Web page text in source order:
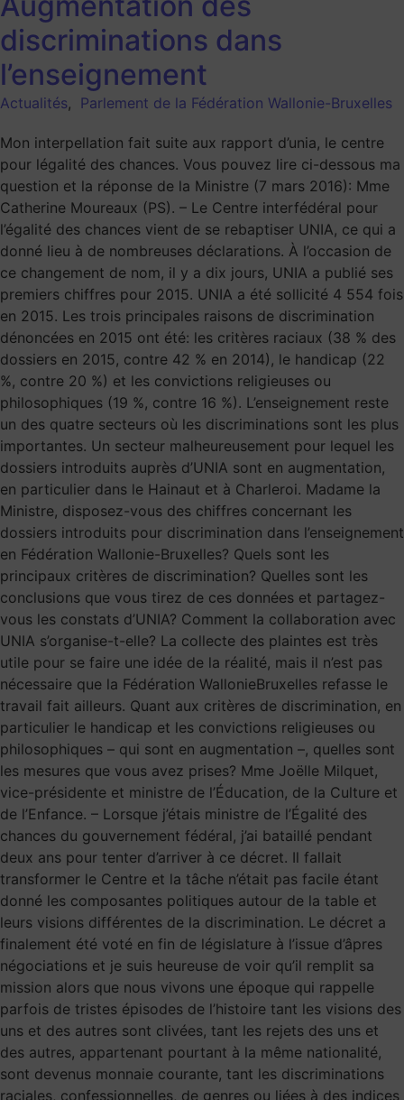
discriminations dans
l’enseignement
Actualités, Parlement de la Fédération Wallonie-Bruxelles
Mon interpellation fait suite aux rapport d’unia, le centre
pour légalité des chances. Vous pouvez lire ci-dessous ma
question et la réponse de la Ministre (7 mars 2016): Mme
Catherine Moureaux (PS). – Le Centre interfédéral pour
l’égalité des chances vient de se rebaptiser UNIA, ce qui a
donné lieu à de nombreuses déclarations. À l’occasion de
ce changement de nom, il y a dix jours, UNIA a publié ses
premiers chiffres pour 2015. UNIA a été sollicité 4 554 fois
en 2015. Les trois principales raisons de discrimination
dénoncées en 2015 ont été: les critères raciaux (38 % des
dossiers en 2015, contre 42 % en 2014), le handicap (22
%, contre 20 %) et les convictions religieuses ou
philosophiques (19 %, contre 16 %). L’enseignement reste
un des quatre secteurs où les discriminations sont les plus
importantes. Un secteur malheureusement pour lequel les
dossiers introduits auprès d’UNIA sont en augmentation,
en particulier dans le Hainaut et à Charleroi. Madame la
Ministre, disposez-vous des chiffres concernant les
dossiers introduits pour discrimination dans l’enseignement
en Fédération Wallonie-Bruxelles? Quels sont les
principaux critères de discrimination? Quelles sont les
conclusions que vous tirez de ces données et partagez-
vous les constats d’UNIA? Comment la collaboration avec
UNIA s’organise-t-elle? La collecte des plaintes est très
utile pour se faire une idée de la réalité, mais il n’est pas
nécessaire que la Fédération WallonieBruxelles refasse le
travail fait ailleurs. Quant aux critères de discrimination, en
particulier le handicap et les convictions religieuses ou
philosophiques – qui sont en augmentation –, quelles sont
les mesures que vous avez prises? Mme Joëlle Milquet,
vice-présidente et ministre de l’Éducation, de la Culture et
de l’Enfance. – Lorsque j’étais ministre de l’Égalité des
chances du gouvernement fédéral, j’ai bataillé pendant
deux ans pour tenter d’arriver à ce décret. Il fallait
transformer le Centre et la tâche n’était pas facile étant
donné les composantes politiques autour de la table et
leurs visions différentes de la discrimination. Le décret a
finalement été voté en fin de législature à l’issue d’âpres
négociations et je suis heureuse de voir qu’il remplit sa
mission alors que nous vivons une époque qui rappelle
parfois de tristes épisodes de l’histoire tant les visions des
uns et des autres sont clivées, tant les rejets des uns et
des autres, appartenant pourtant à la même nationalité,
sont devenus monnaie courante, tant les discriminations
raciales, confessionnelles, de genres ou liées à des indices